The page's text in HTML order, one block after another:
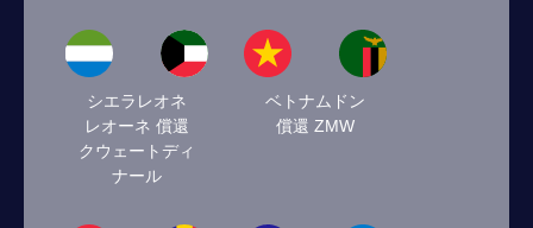
シエラレオネ
レオーネ 償還
クウェートディ
ナール
ベトナムドン
償還 ZMW